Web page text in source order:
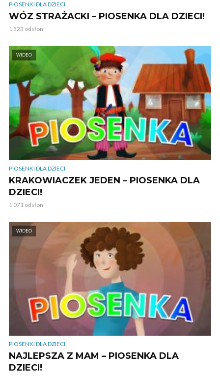
PIOSENKI DLA DZIECI
WÓZ STRAŻACKI – PIOSENKA DLA DZIECI!
1 523 odsłon
WIDEO
PIOSENKI DLA DZIECI
KRAKOWIACZEK JEDEN – PIOSENKA DLA
DZIECI!
1 071 odsłon
WIDEO
PIOSENKI DLA DZIECI
NAJLEPSZA Z MAM – PIOSENKA DLA
DZIECI!